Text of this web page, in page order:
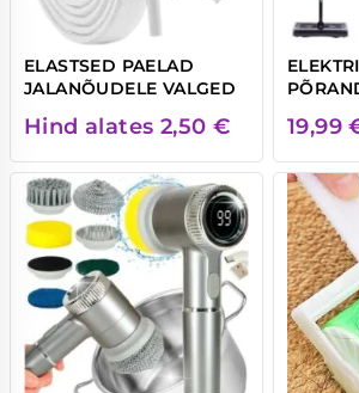
ELASTSED PAELAD
JALANÕUDELE VALGED
Hind alates 2,50 € 19,99